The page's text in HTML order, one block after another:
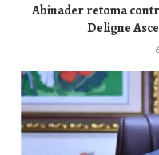
Abinader retoma
Deligne